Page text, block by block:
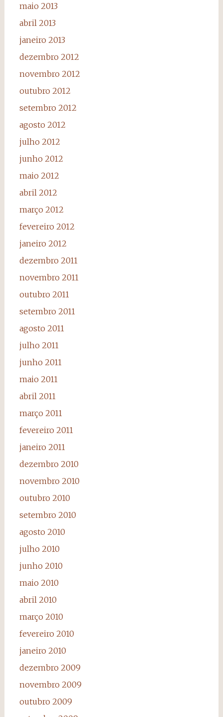
maio 2013
abril 2013
janeiro 2013
dezembro 2012
novembro 2012
outubro 2012
setembro 2012
agosto 2012
julho 2012
junho 2012
maio 2012
abril 2012
março 2012
fevereiro 2012
janeiro 2012
dezembro 2011
novembro 2011
outubro 2011
setembro 2011
agosto 2011
julho 2011
junho 2011
maio 2011
abril 2011
março 2011
fevereiro 2011
janeiro 2011
dezembro 2010
novembro 2010
outubro 2010
setembro 2010
agosto 2010
julho 2010
junho 2010
maio 2010
abril 2010
março 2010
fevereiro 2010
janeiro 2010
dezembro 2009
novembro 2009
outubro 2009